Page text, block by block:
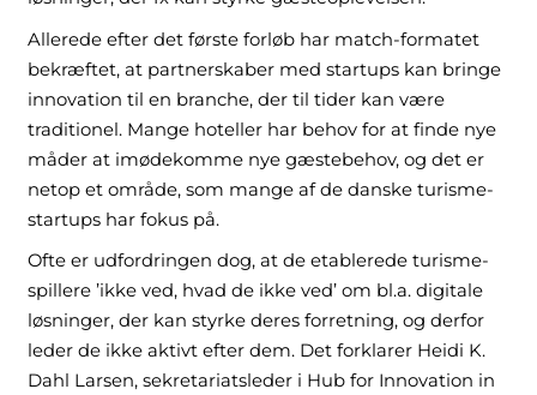
Allerede efter det første forløb har match-formatet
bekræftet, at partnerskaber med startups kan bringe
innovation til en branche, der til tider kan være
traditionel. Mange hoteller har behov for at finde nye
måder at imødekomme nye gæstebehov, og det er
netop et område, som mange af de danske turisme-
startups har fokus på.
Ofte er udfordringen dog, at de etablerede turisme-
spillere ’ikke ved, hvad de ikke ved’ om bl.a. digitale
løsninger, der kan styrke deres forretning, og derfor
leder de ikke aktivt efter dem. Det forklarer Heidi K.
Dahl Larsen, sekretariatsleder i Hub for Innovation in